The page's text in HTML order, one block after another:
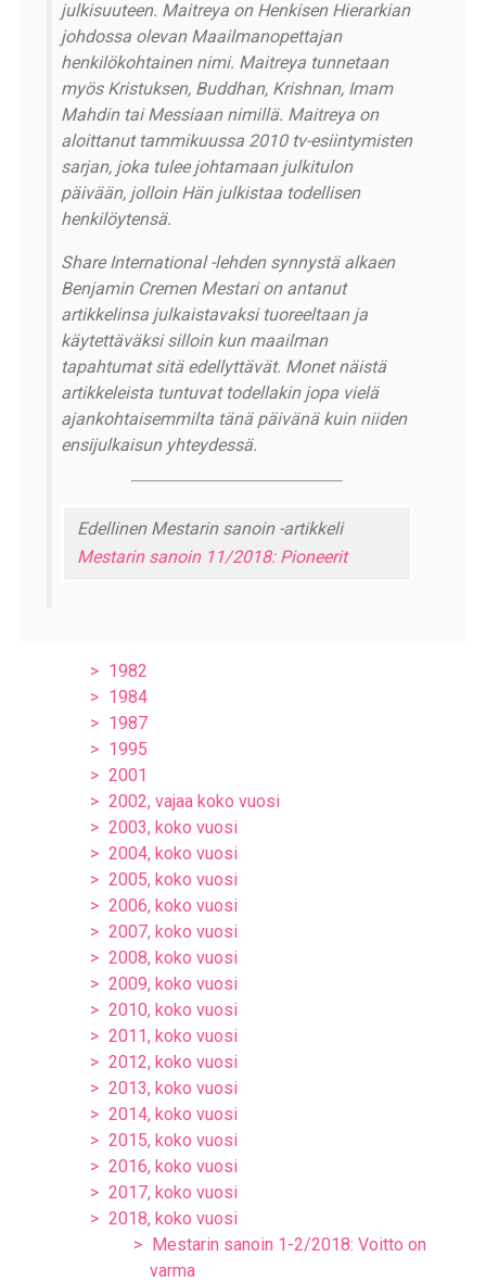
julkisuuteen. Maitreya on Henkisen Hierarkian
johdossa olevan Maailmanopettajan
henkilökohtainen nimi. Maitreya tunnetaan
myös Kristuksen, Buddhan, Krishnan, Imam
Mahdin tai Messiaan nimillä. Maitreya on
aloittanut tammikuussa 2010 tv-esiintymisten
sarjan, joka tulee johtamaan julkitulon
päivään, jolloin Hän julkistaa todellisen
henkilöytensä.
Share International -lehden synnystä alkaen
Benjamin Cremen Mestari on antanut
artikkelinsa julkaistavaksi tuoreeltaan ja
käytettäväksi silloin kun maailman
tapahtumat sitä edellyttävät. Monet näistä
artikkeleista tuntuvat todellakin jopa vielä
ajankohtaisemmilta tänä päivänä kuin niiden
ensijulkaisun yhteydessä.
Edellinen Mestarin sanoin -artikkeli
Mestarin sanoin 11/2018: Pioneerit
1982
1984
1987
1995
2001
2002, vajaa koko vuosi
2003, koko vuosi
2004, koko vuosi
2005, koko vuosi
2006, koko vuosi
2007, koko vuosi
2008, koko vuosi
2009, koko vuosi
2010, koko vuosi
2011, koko vuosi
2012, koko vuosi
2013, koko vuosi
2014, koko vuosi
2015, koko vuosi
2016, koko vuosi
2017, koko vuosi
2018, koko vuosi
Mestarin sanoin 1-2/2018: Voitto on
varma